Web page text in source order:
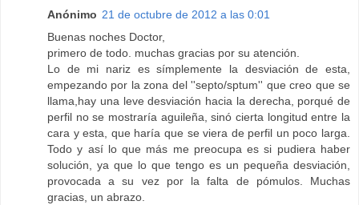
Anónimo 21 de octubre de 2012 a las 0:01
Buenas noches Doctor,
primero de todo. muchas gracias por su atención.
Lo de mi nariz es símplemente la desviación de esta,
empezando por la zona del ''septo/sptum'' que creo que se
llama,hay una leve desviación hacia la derecha, porqué de
perfil no se mostraría aguileña, sinó cierta longitud entre la
cara y esta, que haría que se viera de perfil un poco larga.
Todo y así lo que más me preocupa es si pudiera haber
solución, ya que lo que tengo es un pequeña desviación,
provocada a su vez por la falta de pómulos. Muchas
gracias, un abrazo.